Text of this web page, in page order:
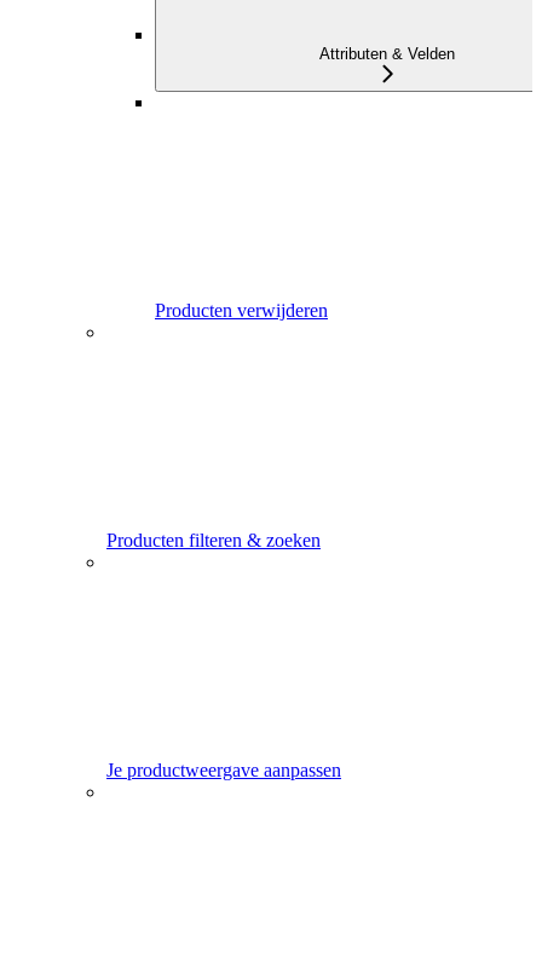
Attributen & Velden
Producten verwijderen
Producten filteren & zoeken
Je productweergave aanpassen